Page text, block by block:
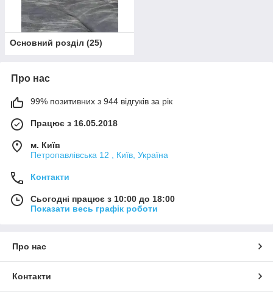
Основний розділ (25)
Про нас
99% позитивних з 944 відгуків за рік
Працює з 16.05.2018
м. Київ
Петропавлівська 12 , Київ, Україна
Контакти
Сьогодні працює з 10:00 до 18:00
Показати весь графік роботи
Про нас
Контакти